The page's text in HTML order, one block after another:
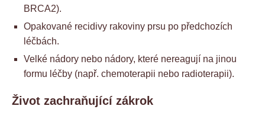
BRCA2).
Opakované recidivy rakoviny prsu po předchozích
léčbách.
Velké nádory nebo nádory, které nereagují na jinou
formu léčby (např. chemoterapii nebo radioterapii).
Život zachraňující zákrok